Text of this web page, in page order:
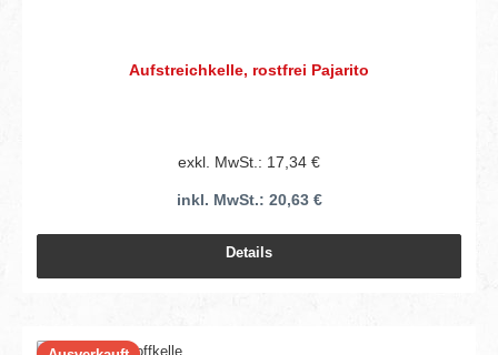
Aufstreichkelle, rostfrei Pajarito
exkl. MwSt.: 17,34 €
inkl. MwSt.: 20,63 €
Details